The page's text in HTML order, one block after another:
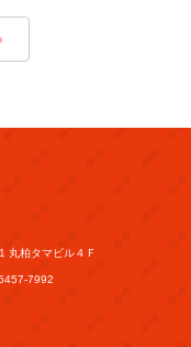
丸柏タマビル４Ｆ
7992